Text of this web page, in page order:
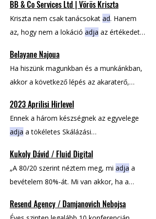
adóbevallásról, letelepedésről
BB & Co Services Ltd | Vörös Kriszta
Kriszta nem csak tanácsokat ad. Hanem
az, hogy nem a lokáció adja az értékedet,
újrahasznosítsd. Ez a hozzáállás nemcsak
személyes szinten fontos, hanem
vállalkozói stabilitást isad. Kriszta pedig
Tudást, rendszert, fókuszt – és ami a
legfontosabb: jelenlétet. Ez
meg nekik
a szabadságot a költözésekhez,
mindig elég.
Belayane Najoua
Ha hiszünk magunkban és a munkánkban,
akkor a következő lépés az akaraterő,
2023 Aprilisi Hirlevel
Ennek a három készségnek az egyvelege
adja a tökéletes Skálázási
podcastadásbólkészítünk egy nyilvános
verziót és egy teljes videós változatot,
amit csak premium Egyadást
feldarabolunk és készítünk belőle 15 - 30
videó klipet, amit a Magyar Business
Kukoly Dávid / Fluid Digital
„A 80/20 szerint néztem meg, mi adja a
bevételem 80%-át. Mi van akkor, ha a
elvesz? Ezadjameg, mikor kell elengedni
Resend Agency / Damjanovich Nebojsa